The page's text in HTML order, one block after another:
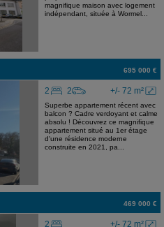
magnifique maison avec logement
indépendant, située à Wormel...
695 000 €
+/- 72 m²
2 2
Superbe appartement récent avec
balcon ? Cadre verdoyant et calme
absolu ! Découvrez ce magnifique
appartement situé au 1er étage
d'une résidence moderne
construite en 2021, pa...
469 000 €
+/- 72 m²
2